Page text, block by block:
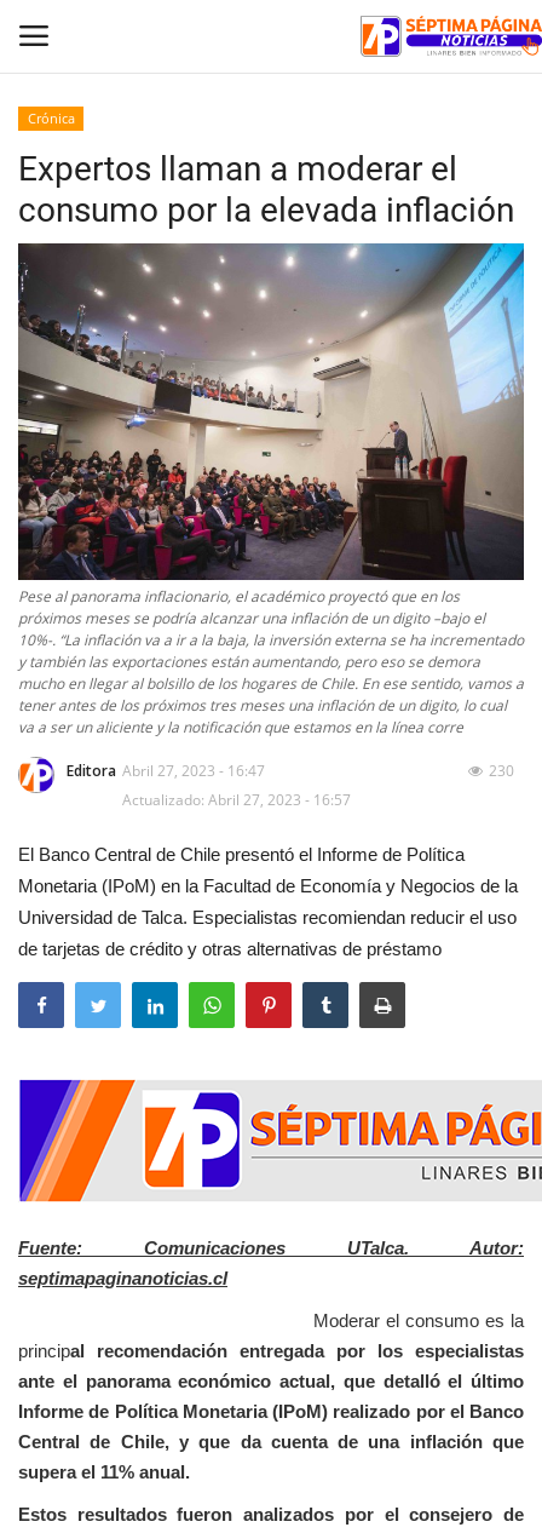
Inicio
Crónica
Policial
Tribunales
Deporte
Política
Espectáculos
Crónica
Expertos llaman a moderar el
consumo por la elevada inflación
Pese al panorama inflacionario, el académico proyectó que en los
próximos meses se podría alcanzar una inflación de un digito –bajo el
10%-. “La inflación va a ir a la baja, la inversión externa se ha incrementado
y también las exportaciones están aumentando, pero eso se demora
mucho en llegar al bolsillo de los hogares de Chile. En ese sentido, vamos a
tener antes de los próximos tres meses una inflación de un digito, lo cual
va a ser un aliciente y la notificación que estamos en la línea corre
Editora Abril 27, 2023 - 16:47
Actualizado: Abril 27, 2023 - 16:57
230
El Banco Central de Chile presentó el Informe de Política
Monetaria (IPoM) en la Facultad de Economía y Negocios de la
Universidad de Talca. Especialistas recomiendan reducir el uso
de tarjetas de crédito y otras alternativas de préstamo
Fuente: Comunicaciones UTalca. Autor:
septimapaginanoticias.cl
Moderar el consumo es la
principal recomendación entregada por los especialistas
ante el panorama económico actual, que detalló el último
Informe de Política Monetaria (IPoM) realizado por el Banco
Central de Chile, y que da cuenta de una inflación que
supera el 11% anual.
Estos resultados fueron analizados por el consejero de